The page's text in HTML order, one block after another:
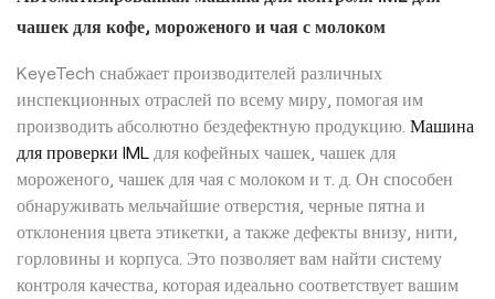
чашек для кофе, мороженого и чая с молоком
KeyeTech снабжает производителей различных
инспекционных отраслей по всему миру, помогая им
производить абсолютно бездефектную продукцию. Машина
для проверки IML для кофейных чашек, чашек для
мороженого, чашек для чая с молоком и т. д. Он способен
обнаруживать мельчайшие отверстия, черные пятна и
отклонения цвета этикетки, а также дефекты внизу, нити,
горловины и корпуса. Это позволяет вам найти систему
контроля качества, которая идеально соответствует вашим